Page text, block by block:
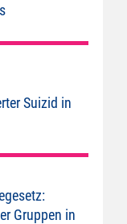
Suizid in
Gruppen in